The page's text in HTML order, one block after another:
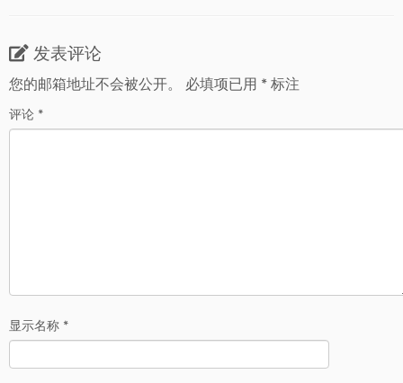
发表评论
您的邮箱地址不会被公开。
必填项已用 *标注
评论 *
显示名称 *